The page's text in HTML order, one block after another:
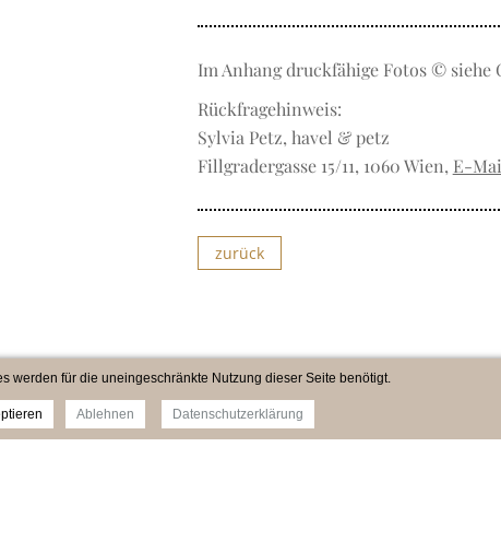
Im Anhang druckfähige Fotos ©
Rückfragehinweis:
Sylvia Petz, havel & petz
Fillgradergasse 15/11, 1060 Wien, E-
zurück
Impressum
werden für die uneingeschränkte Nutzung dieser Seite benötigt.
Ablehnen Datenschutzerklärung